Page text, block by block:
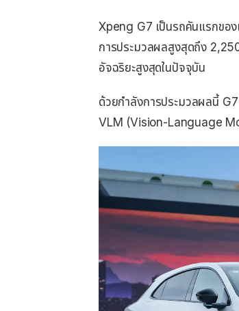
Xpeng G7 เป็นรถคันแรกขอ
การประมวลผลสูงสุดถึง
อัจฉริยะสูงสุดในปัจจุบัน
ด้วยกำลังการประมวลผลนี้
VLM (Vision-Language